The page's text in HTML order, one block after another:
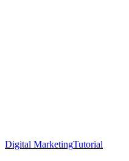
Digital MarketingTutorial